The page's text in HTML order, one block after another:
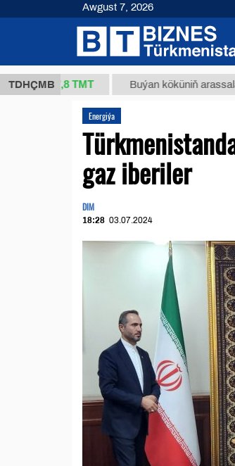
TDHÇMB
37,8 ТМТ Buýan köküniň
Energiýa
gaz iberiler
DIM
18:28 03.07.2024
Awgust 7, 2026